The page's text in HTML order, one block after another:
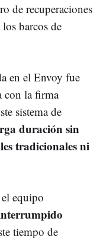
de recuperaciones
barcos de
en el Envoy fue
con la firma
sistema de
duración sin
tradicionales ni
equipo
tiempo de